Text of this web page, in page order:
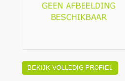
BEKIJK VOLLEDIG PROFIEL